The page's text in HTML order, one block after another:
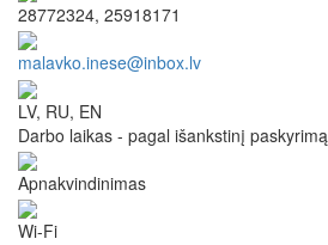
28772324, 25918171
malavko.inese@inbox.lv
LV, RU, EN
Darbo laikas - pagal išankstinį paskyrimą
Apnakvindinimas
Wi-Fi